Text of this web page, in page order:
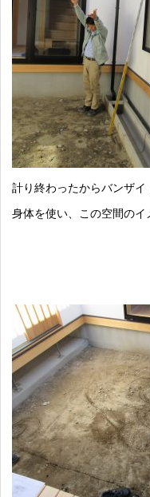
計り終わったからバンザイ
身体を使い、この空間のイ